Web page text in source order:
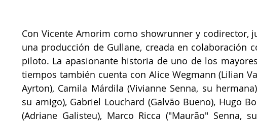
Con Vicente Amorim como showrunner y codirector,
una producción de Gullane, creada en colaboración
piloto. La apasionante historia de uno de los
tiempos también cuenta con Alice Wegmann (Lilian
Ayrton), Camila Márdila (Vivianne Senna, su
su amigo), Gabriel Louchard (Galvão Bueno), Hugo
(Adriane Galisteu), Marco Ricca ("Maurão" Senna,